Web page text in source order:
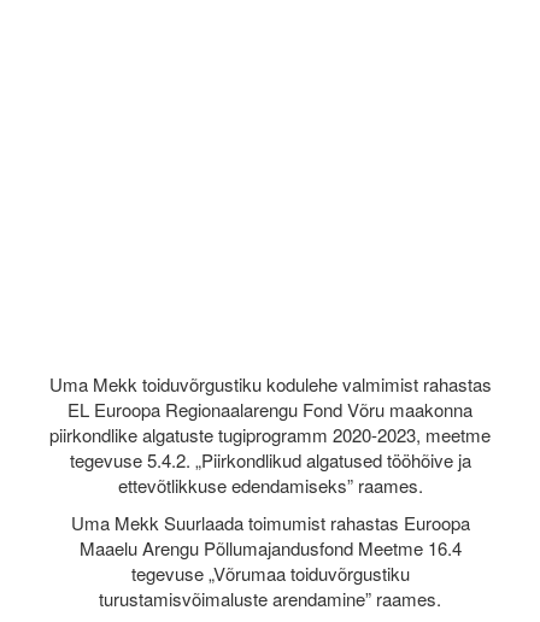
Uma Mekk toiduvõrgustiku kodulehe valmimist rahastas
EL Euroopa Regionaalarengu Fond Võru maakonna
piirkondlike algatuste tugiprogramm 2020-2023, meetme
tegevuse 5.4.2. „Piirkondlikud algatused tööhõive ja
ettevõtlikkuse edendamiseks” raames.
Uma Mekk Suurlaada toimumist rahastas Euroopa
Maaelu Arengu Põllumajandusfond Meetme 16.4
tegevuse „Võrumaa toiduvõrgustiku
turustamisvõimaluste arendamine” raames.